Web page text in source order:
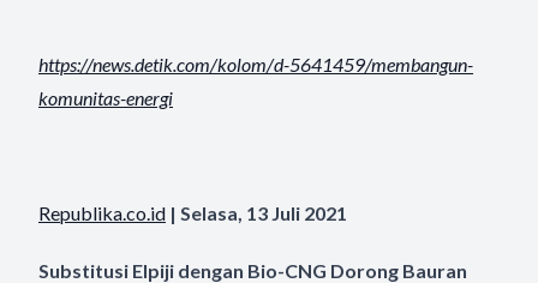
https://news.detik.com/kolom/d-5641459/membangun-
komunitas-energi
Republika.co.id | Selasa, 13 Juli 2021
Substitusi Elpiji dengan Bio-CNG Dorong Bauran